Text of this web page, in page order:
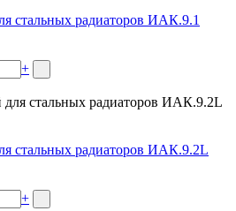
стальных радиаторов ИАК.9.1
+
стальных радиаторов ИАК.9.2L
+